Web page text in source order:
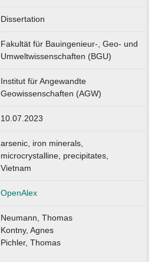
Dissertation
Fakultät für Bauingenieur-, Geo- und
Umweltwissenschaften (BGU)
Institut für Angewandte
Geowissenschaften (AGW)
10.07.2023
arsenic, iron minerals,
microcrystalline, precipitates,
Vietnam
OpenAlex
Neumann, Thomas
Kontny, Agnes
Pichler, Thomas